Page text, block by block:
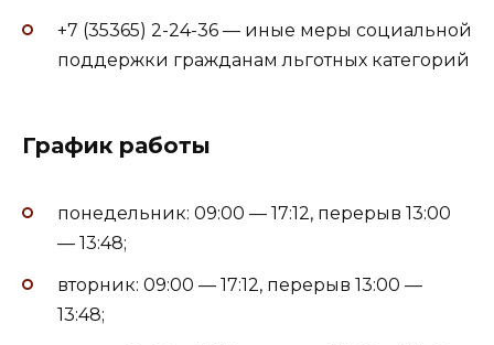
+7 (35365) 2-24-36 — иные меры социальной
поддержки гражданам льготных категорий
График работы
понедельник: 09:00 — 17:12, перерыв 13:00
— 13:48;
вторник: 09:00 — 17:12, перерыв 13:00 —
13:48;